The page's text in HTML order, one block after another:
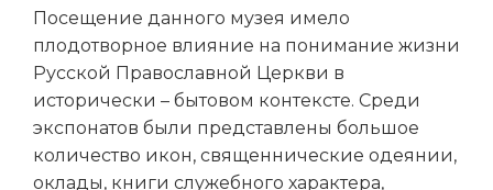
Посещение данного музея имело
плодотворное влияние на понимание жизни
Русской Православной Церкви в
исторически – бытовом контексте. Среди
экспонатов были представлены большое
количество икон, священнические одеянии,
оклады, книги служебного характера,